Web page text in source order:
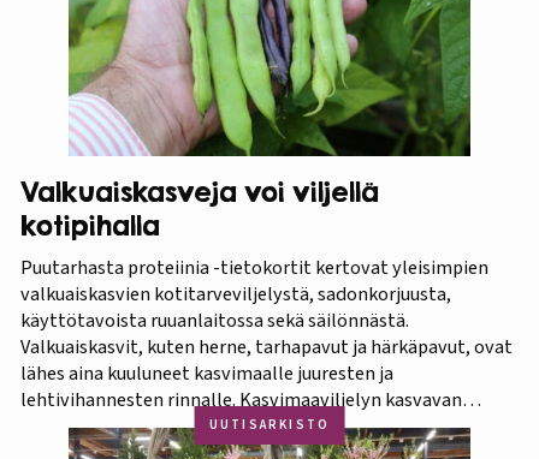
Valkuaiskasveja voi viljellä
kotipihalla
Puutarhasta proteiinia -tietokortit kertovat yleisimpien
valkuaiskasvien kotitarveviljelystä, sadonkorjuusta,
käyttötavoista ruuanlaitossa sekä säilönnästä.
Valkuaiskasvit, kuten herne, tarhapavut ja härkäpavut, ovat
lähes aina kuuluneet kasvimaalle juuresten ja
lehtivihannesten rinnalle. Kasvimaaviljelyn kasvavan
suosion myötä ravitsevien valkuaiskasvien osuutta
viljelykasveina kannattaa korostaa. Puutarhasta proteiinia -
UUTISARKISTO